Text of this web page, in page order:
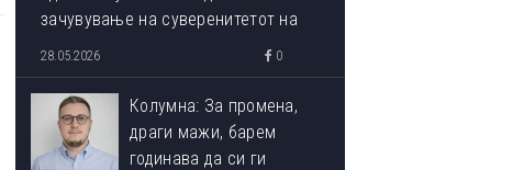
зачувување на суверенитетот на
сопствениот ум
28.05.2026 0
Колумна: За промена,
драги мажи, барем
годинава да си ги